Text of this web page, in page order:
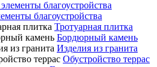
благоустройства
Тротуарная плитка
Бордюрный камень
Изделия из гранита
Обустройство террас